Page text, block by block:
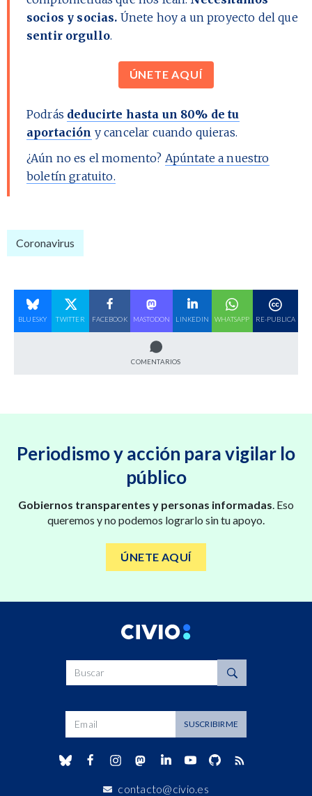
socios y socias. Únete hoy a un proyecto del que
sentir orgullo.
ÚNETE AQUÍ
Podrás deducirte hasta un 80% de tu
aportación y cancelar cuando quieras.
¿Aún no es el momento? Apúntate a nuestro
boletín gratuito.
Coronavirus
BLUESKY TWITTER FACEBOOK MASTODON LINKEDIN WHATSAPP RE-PUBLICA
COMENTARIOS
Periodismo y acción para vigilar lo
público
Gobiernos transparentes y personas informadas. Eso
queremos y no podemos lograrlo sin tu apoyo.
ÚNETE AQUÍ
Buscar
Dirección de correo SUSCRIBIRME
contacto@civio.es